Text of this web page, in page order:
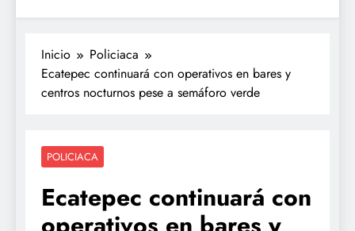
Inicio
Policiaca
Ecatepec continuará con operativos en bares y
centros nocturnos pese a semáforo verde
POLICIACA
Ecatepec continuará con